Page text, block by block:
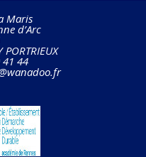
Maris
d’Arc
PORTRIEUX
44